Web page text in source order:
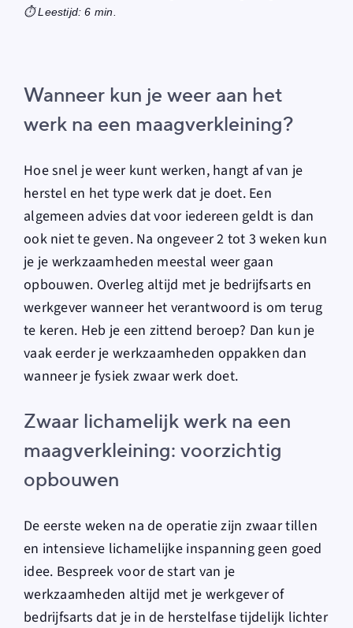
⏱️ Leestijd: 6 min.
Wanneer kun je weer aan het
werk na een maagverkleining?
Hoe snel je weer kunt werken, hangt af van je
herstel en het type werk dat je doet. Een
algemeen advies dat voor iedereen geldt is dan
ook niet te geven. Na ongeveer 2 tot 3 weken kun
je je werkzaamheden meestal weer gaan
opbouwen. Overleg altijd met je bedrijfsarts en
werkgever wanneer het verantwoord is om terug
te keren. Heb je een zittend beroep? Dan kun je
vaak eerder je werkzaamheden oppakken dan
wanneer je fysiek zwaar werk doet.
Zwaar lichamelijk werk na een
maagverkleining: voorzichtig
opbouwen
De eerste weken na de operatie zijn zwaar tillen
en intensieve lichamelijke inspanning geen goed
idee. Bespreek voor de start van je
werkzaamheden altijd met je werkgever of
bedrijfsarts dat je in de herstelfase tijdelijk lichter